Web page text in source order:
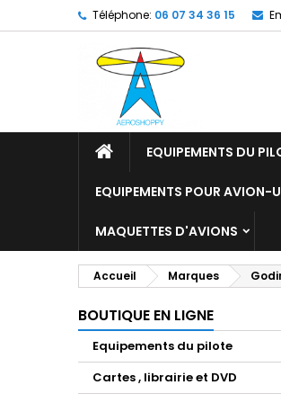
Téléphone: 06 07 34 36 15
EQUIPEMENTS DU
EQUIPEMENTS POUR AVION-
MAQUETTES D'AVIONS
Accueil Marques
BOUTIQUE EN LIGNE
Equipements du pilote
Cartes , librairie et DVD